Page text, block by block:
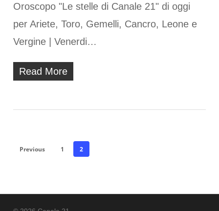
Oroscopo "Le stelle di Canale 21" di oggi
per Ariete, Toro, Gemelli, Cancro, Leone e
Vergine | Venerdi…
Read More
Previous 1 2